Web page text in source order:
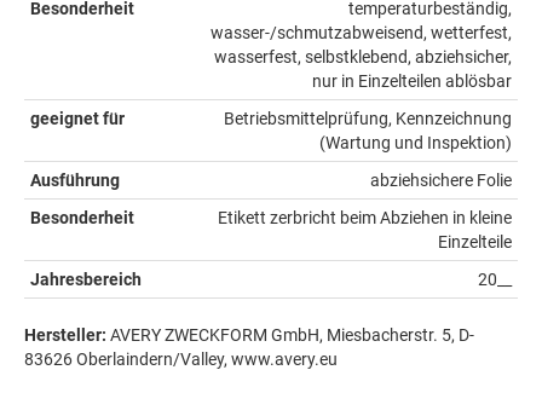
Besonderheit
temperaturbeständig,
wasser-/schmutzabweisend, wetterfest,
wasserfest, selbstklebend, abziehsicher,
nur in Einzelteilen ablösbar
geeignet für
Betriebsmittelprüfung, Kennzeichnung
(Wartung und Inspektion)
Ausführung
abziehsichere Folie
Besonderheit
Etikett zerbricht beim Abziehen in kleine
Einzelteile
Jahresbereich
20__
Hersteller: AVERY ZWECKFORM GmbH, Miesbacherstr. 5, D-
83626 Oberlaindern/Valley, www.avery.eu